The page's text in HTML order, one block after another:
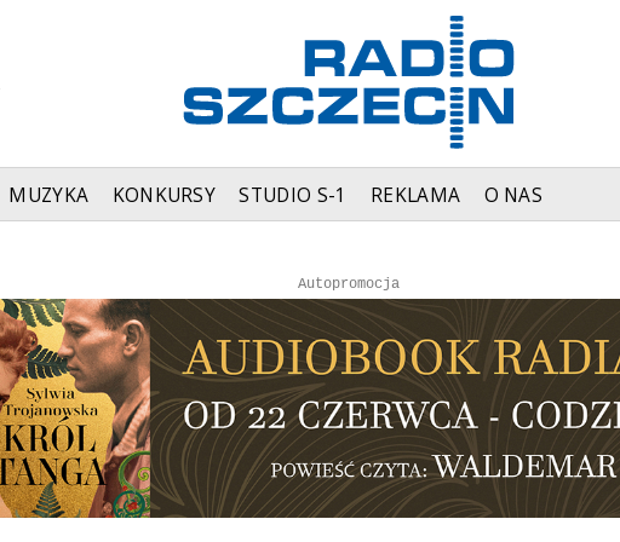
MUZYKA KONKURSY STUDIO S-1 REKLAMA O NAS
Autopromocja
Reklama
Autopromocja